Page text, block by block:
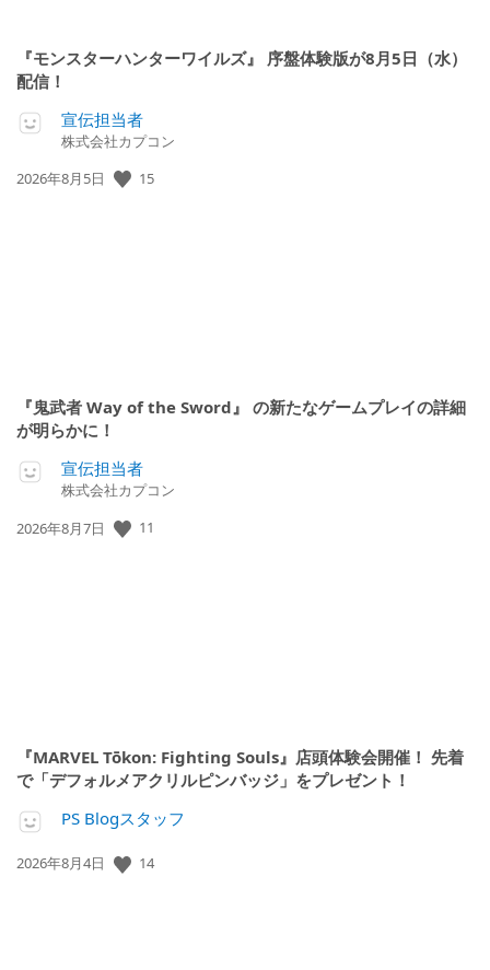
『モンスターハンターワイルズ』 序盤体験版が8月5日（水）
配信！
宣伝担当者
株式会社カプコン
公
2026年8月5日 15
『鬼武者 Way of the Sword』 の新たなゲームプレイの詳細
が明らかに！
宣伝担当者
株式会社カプコン
公
2026年8月7日 11
『MARVEL Tōkon: Fighting Souls』店頭体験会開催！ 先着
で「デフォルメアクリルピンバッジ」をプレゼント！
PS Blogスタッフ
公
2026年8月4日 14